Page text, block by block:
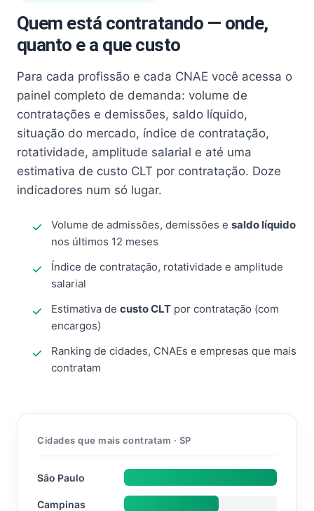
Quem está contratando — onde,
quanto e a que custo
Para cada profissão e cada CNAE você acessa o
painel completo de demanda: volume de
contratações e demissões, saldo líquido,
situação do mercado, índice de contratação,
rotatividade, amplitude salarial e até uma
estimativa de custo CLT por contratação. Doze
indicadores num só lugar.
Volume de admissões, demissões e saldo líquido
nos últimos 12 meses
Índice de contratação, rotatividade e amplitude
salarial
Estimativa de custo CLT por contratação (com
encargos)
Ranking de cidades, CNAEs e empresas que mais
contratam
Cidades que mais contratam · SP
São Paulo
Campinas